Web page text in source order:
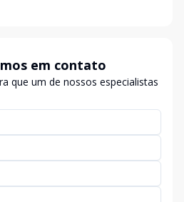
em contato
que um de nossos especialistas